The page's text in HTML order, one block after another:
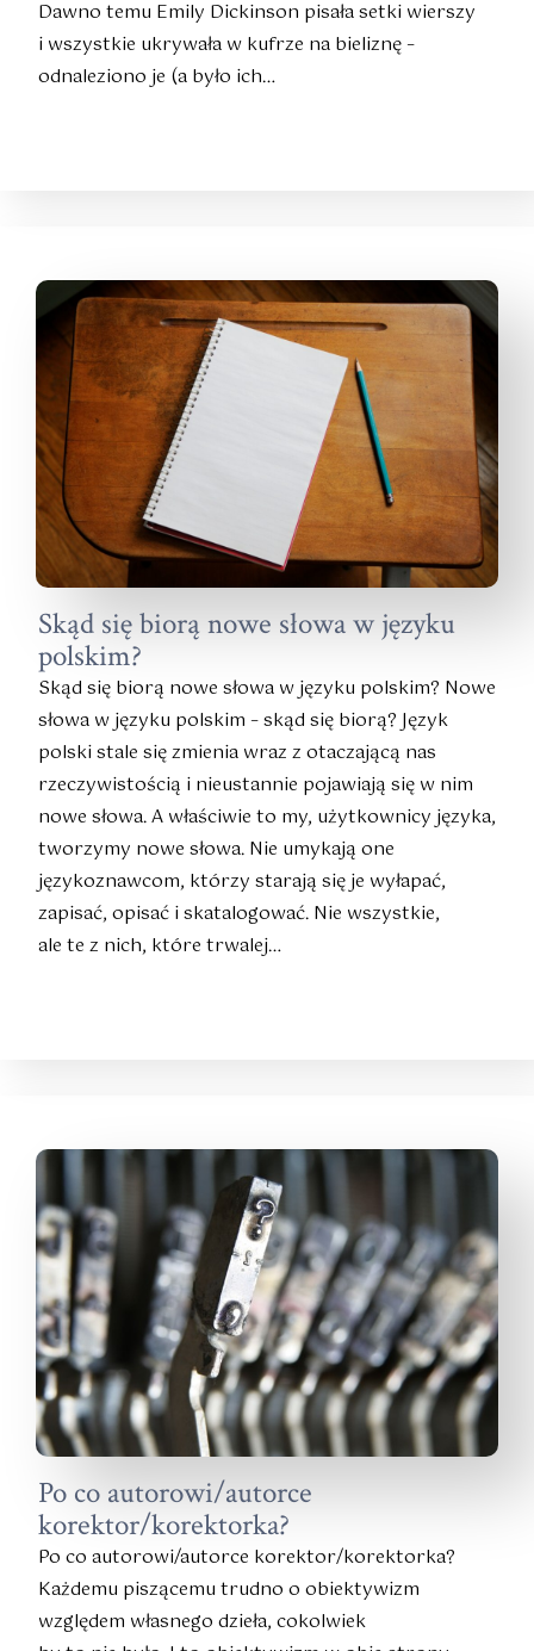
Dawno temu Emily Dickinson pisała setki wierszy
i wszystkie ukrywała w kufrze na bieliznę –
odnaleziono je (a było ich…
Skąd się biorą nowe słowa w języku
polskim?
Skąd się biorą nowe słowa w języku polskim? Nowe
słowa w języku polskim – skąd się biorą? Język
polski stale się zmienia wraz z otaczającą nas
rzeczywistością i nieustannie pojawiają się w nim
nowe słowa. A właściwie to my, użytkownicy języka,
tworzymy nowe słowa. Nie umykają one
językoznawcom, którzy starają się je wyłapać,
zapisać, opisać i skatalogować. Nie wszystkie,
ale te z nich, które trwalej…
Po co autorowi/autorce
korektor/korektorka?
Po co autorowi/autorce korektor/korektorka?
Każdemu piszącemu trudno o obiektywizm
względem własnego dzieła, cokolwiek